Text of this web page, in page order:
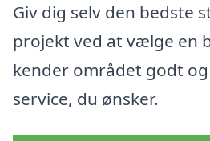
Giv dig selv den bedste
projekt ved at vælge en
kender området godt
service, du ønsker.